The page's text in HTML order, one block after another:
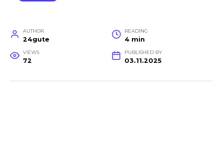
AUTHOR
24gute
READING
4 min
VIEWS
72
PUBLISHED BY
03.11.2025